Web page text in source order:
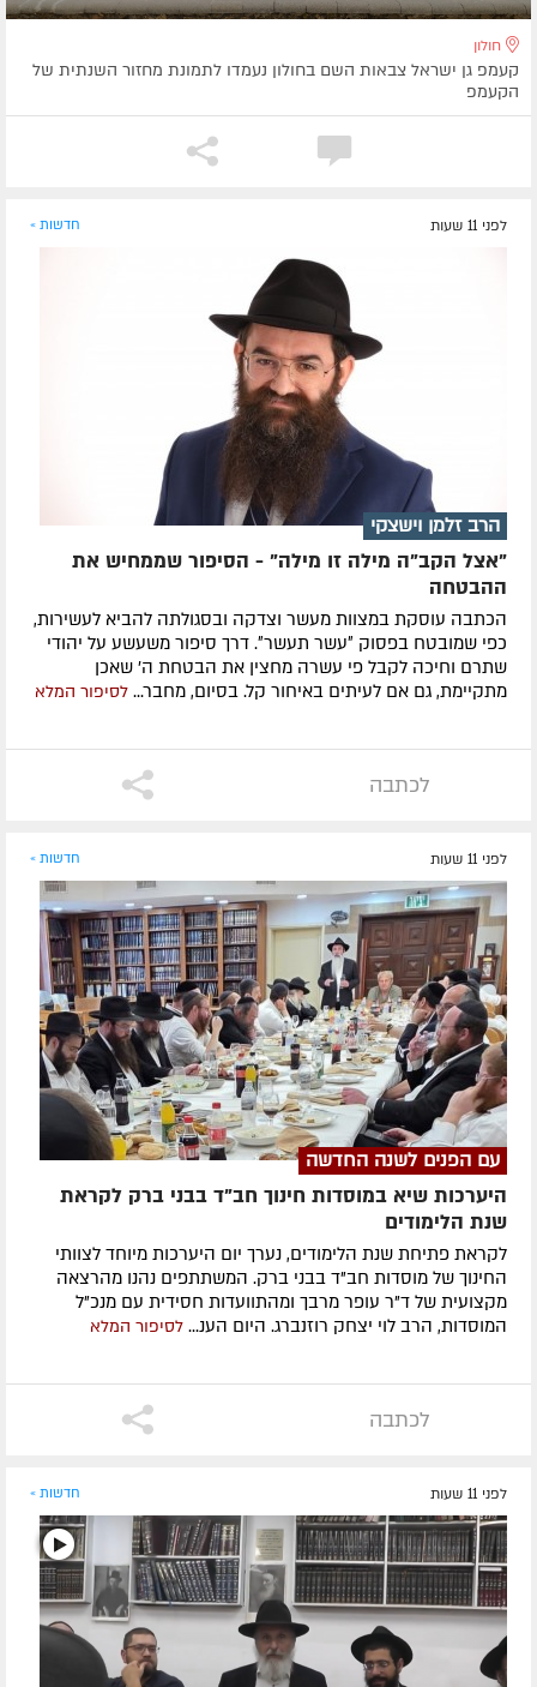
חולון
קעמפ גן ישראל צבאות השם בחולון נעמדו לתמונת מחזור השנתית של
הקעמפ
לפני 11 שעות חדשות »
הרב זלמן וישצקי
"אצל הקב"ה מילה זו מילה" - הסיפור שממחיש את
ההבטחה
הכתבה עוסקת במצוות מעשר וצדקה ובסגולתה להביא לעשירות,
כפי שמובטח בפסוק ״עשר תעשר״. דרך סיפור משעשע על יהודי
שתרם וחיכה לקבל פי עשרה מחצין את הבטחת ה' שאכן
מתקיימת, גם אם לעיתים באיחור קל. בסיום, מחבר... לסיפור המלא
לכתבה
לפני 11 שעות חדשות »
עם הפנים לשנה החדשה
היערכות שיא במוסדות חינוך חב"ד בבני ברק לקראת
שנת הלימודים
לקראת פתיחת שנת הלימודים, נערך יום היערכות מיוחד לצוותי
החינוך של מוסדות חב"ד בבני ברק. המשתתפים נהנו מהרצאה
מקצועית של ד"ר עופר מרבך ומהתוועדות חסידית עם מנכ"ל
המוסדות, הרב לוי יצחק רוזנברג. היום הענ... לסיפור המלא
לכתבה
לפני 11 שעות חדשות »